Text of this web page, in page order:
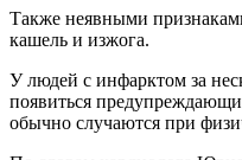
Также неявными
кашель и изжога.
У людей с инфарктом за
появиться
обычно случаются при